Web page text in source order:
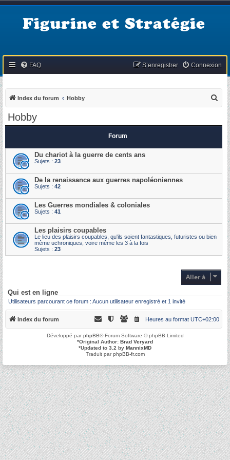
Figurine et Stratégie
FAQ Connexion
S’enregistrer
Index du forum Hobby
Hobby
Forum
Du chariot à la guerre de cents ans
Sujets : 23
De la renaissance aux guerres napoléoniennes
Sujets : 42
Les Guerres mondiales & coloniales
Sujets : 41
Les plaisirs coupables
Le lieu des plaisirs coupables, qu'ils soient fantastiques, futuristes ou bien
même uchroniques, voire même les 3 à la fois
Sujets : 23
Aller à
Qui est en ligne
Utilisateurs parcourant ce forum : Aucun utilisateur enregistré et 1 invité
Index du forum Heures au format UTC+02:00
Développé parphpBB® Forum Software © phpBB Limited
*Original Author: Brad Veryard
*Updated to 3.2 by MannixMD
Traduit parphpBB-fr.com